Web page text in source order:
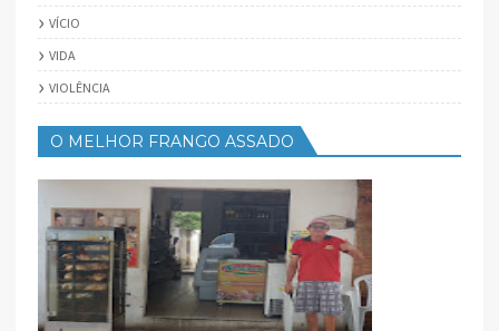
VÍCIO
VIDA
VIOLÊNCIA
O MELHOR FRANGO ASSADO